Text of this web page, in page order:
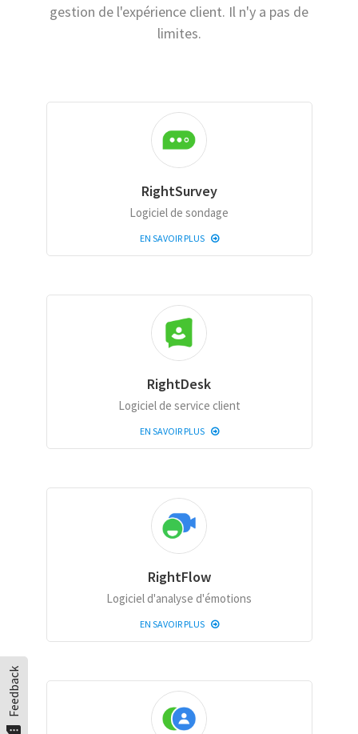
gestion de l'expérience client. Il n'y a pas de
limites.
RightSurvey
Logiciel de sondage
EN SAVOIR PLUS
RightDesk
Logiciel de service client
EN SAVOIR PLUS
RightFlow
Logiciel d'analyse d'émotions
EN SAVOIR PLUS
Feedback